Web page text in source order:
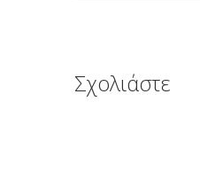
Σχολιάστε